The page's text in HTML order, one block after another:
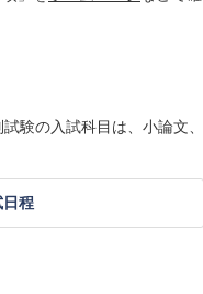
験の入試科目は、小論文、
日程